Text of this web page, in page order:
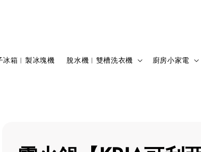
冰箱︱製冰塊機 脫水機︱雙槽洗衣機 廚房小家電